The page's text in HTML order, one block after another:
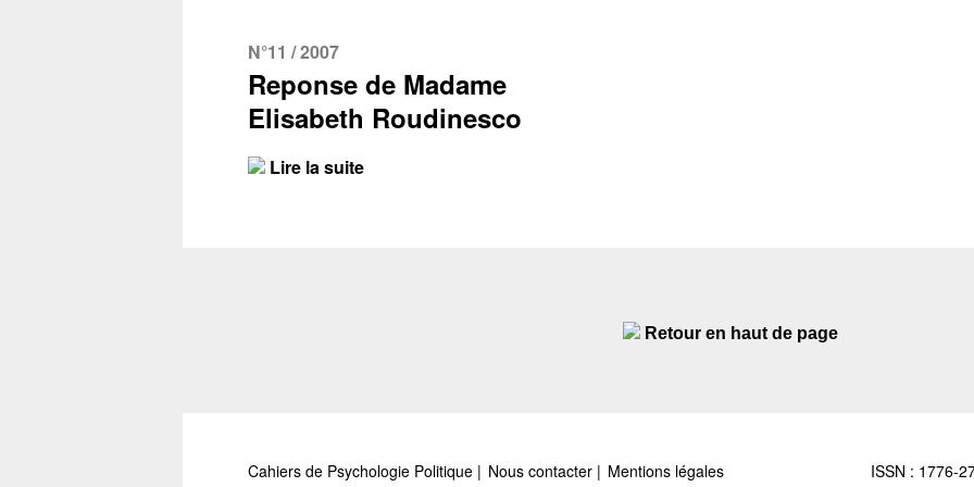
N°11 / 2007
Reponse de Madame
Elisabeth Roudinesco
Lire la suite
Retour en haut de page
Cahiers de Psychologie Politique Nous contacter Mentions légales ISSN : 1776-